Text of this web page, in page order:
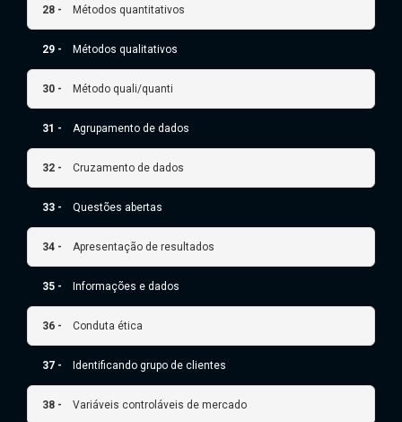
28 - Métodos quantitativos
29 - Métodos qualitativos
30 - Método quali/quanti
31 - Agrupamento de dados
32 - Cruzamento de dados
33 - Questões abertas
34 - Apresentação de resultados
35 - Informações e dados
36 - Conduta ética
37 - Identificando grupo de clientes
38 - Variáveis controláveis de mercado